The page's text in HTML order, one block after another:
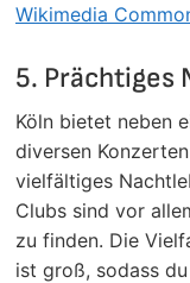
Wikimedia
5. Prächtiges
Köln bietet neben
diversen
vielfältiges
Clubs sind vor
zu finden. Die
ist groß, sodass